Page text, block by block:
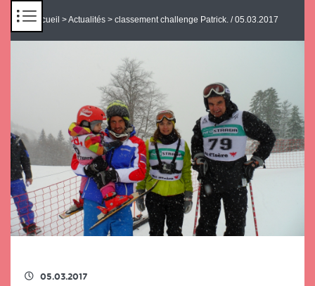
Accueil >Actualités > classement challenge Patrick. / 05.03.2017
05.03.2017